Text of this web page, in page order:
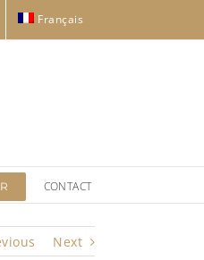
Français
CONTACT
Next